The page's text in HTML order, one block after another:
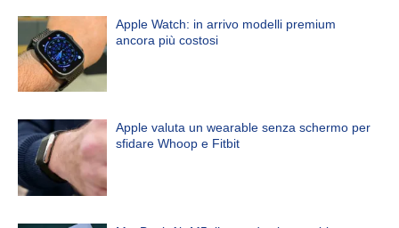
Apple Watch: in arrivo modelli premium
ancora più costosi
Apple valuta un wearable senza schermo per
sfidare Whoop e Fitbit